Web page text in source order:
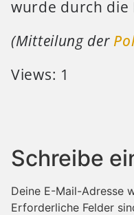
wurde durch die
(Mitteilung der
Views: 1
Schreibe
Deine E-Mail-Adresse
Erforderliche Felder